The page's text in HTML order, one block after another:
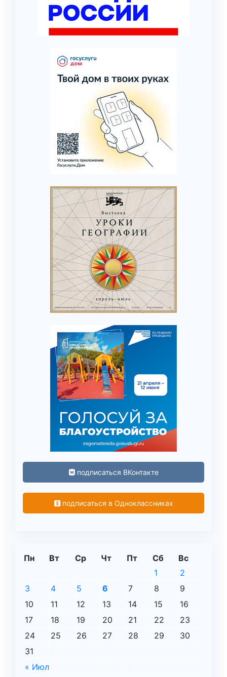
подписаться ВКонтакте
подписаться в Одноклассниках
Пн Вт Ср Чт Пт Сб Вс
« Июл
1
2
3
4 5 6 7 8
9
10
11 12 13 14 15
16
17
18 19 20 21 22
23
24
25 26 27 28 29
30
31